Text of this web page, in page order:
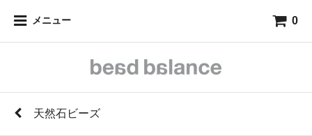
メニュー 0
天然石ビーズ